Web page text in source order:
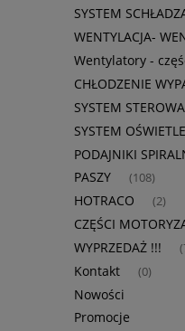
SYSTEM
WENTYLACJA-
Wentylatory -
CHŁODZENIE
SYSTEM
SYSTEM
PODAJNIKI
PASZY
(108)
HOTRACO (2)
CZĘŚCI
WYPRZEDAŻ !!!
Kontakt (0)
Nowości
Promocje